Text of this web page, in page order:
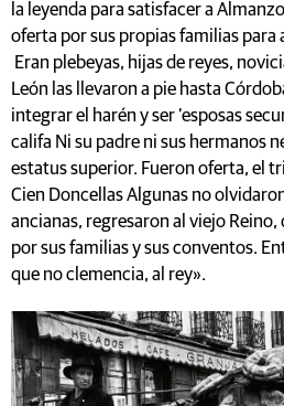
la leyenda para satisfacer a
oferta por sus propias familias para
Eran plebeyas, hijas de reyes,
León las llevaron a pie hasta
integrar el harén y ser ‘esposas
califa Ni su padre ni sus hermanos
estatus superior. Fueron oferta, el
Cien Doncellas Algunas no
ancianas, regresaron al viejo
por sus familias y sus conventos.
que no clemencia, al rey».